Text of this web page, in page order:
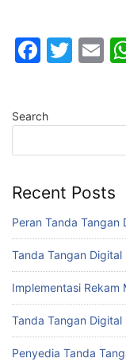
F
e
b
o
k
T
er
E
l
Search
Recent Posts
Peran Tanda Tangan
Tanda Tangan Digital
Implementasi Rekam
Tanda Tangan
Penyedia Tanda